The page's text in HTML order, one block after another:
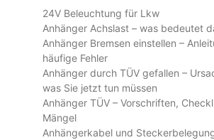
24V Beleuchtung für Lkw
Anhänger Achslast – was bedeutet
Anhänger Bremsen einstellen –
häufige Fehler
Anhänger durch TÜV gefallen –
was Sie jetzt tun müssen
Anhänger TÜV – Vorschriften,
Mängel
Anhängerkabel und